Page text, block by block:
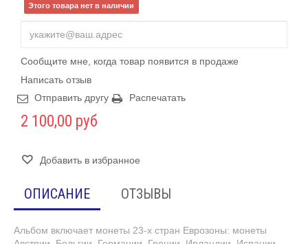
Этого товара нет в наличии
Сообщите мне, когда товар появится в продаже
Написать отзыв
Отправить другу
Распечатать
2 100,00 руб
Добавить в избранное
ОПИСАНИЕ ОТЗЫВЫ
Альбом включает монеты 23-х стран Еврозоны: монеты